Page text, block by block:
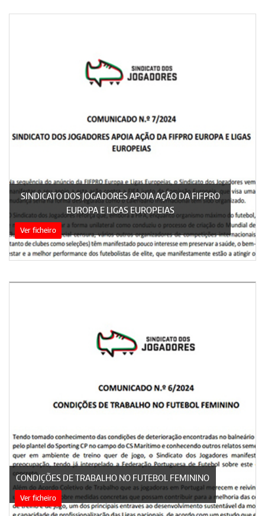
SINDICATO DOS JOGADORES APOIA AÇÃO DA FIFPRO
EUROPA E LIGAS EUROPEIAS
Ver ficheiro
CONDIÇÕES DE TRABALHO NO FUTEBOL FEMININO
Ver ficheiro